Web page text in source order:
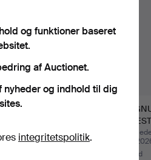
JUST ANDERSEN
KANDELABER, "MT…
Opnåede hammerslag 3
jun 2026
tin, s…
maj
13 bud
og funktioner baseret
af Auctionet.
nyheder og indhold til dig
integritetspolitik.